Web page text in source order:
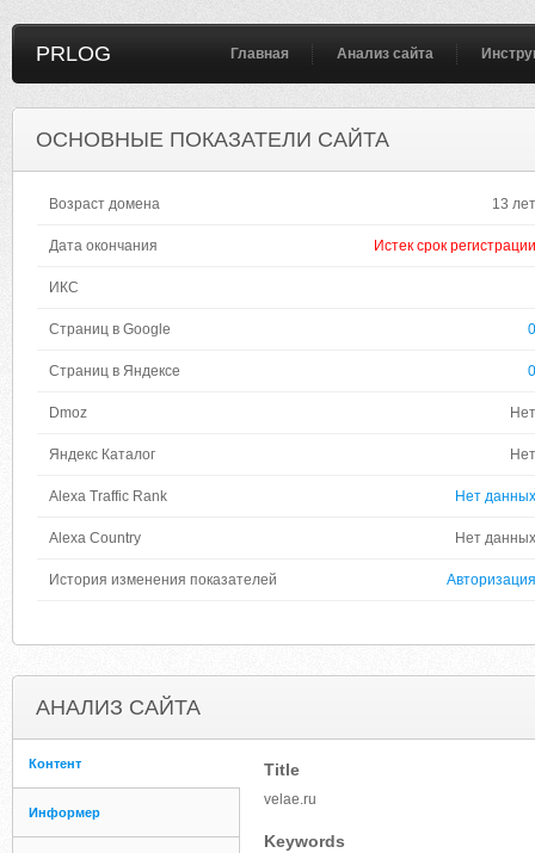
PRLOG Главная Анализ сайта
ОСНОВНЫЕ ПОКАЗАТЕЛИ САЙТА
Возраст домена 13 лет
Дата окончания Истек срок регистрации
ИКС
Страниц в Google 0
Страниц в Яндексе 0
Dmoz Нет
Яндекс Каталог Нет
Alexa Traffic Rank Нет данных
Alexa Country Нет данных
История изменения показателей Авторизация
АНАЛИЗ САЙТА
Контент
Информер
Title
velae.ru
Keywords